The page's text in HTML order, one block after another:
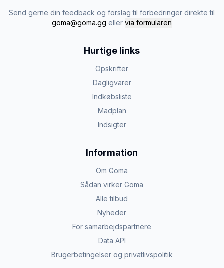
Send gerne din feedback og forslag til forbedringer direkte til
goma@goma.gg eller via formularen
Hurtige links
Opskrifter
Dagligvarer
Indkøbsliste
Madplan
Indsigter
Information
Om Goma
Sådan virker Goma
Alle tilbud
Nyheder
For samarbejdspartnere
Data API
Brugerbetingelser og privatlivspolitik